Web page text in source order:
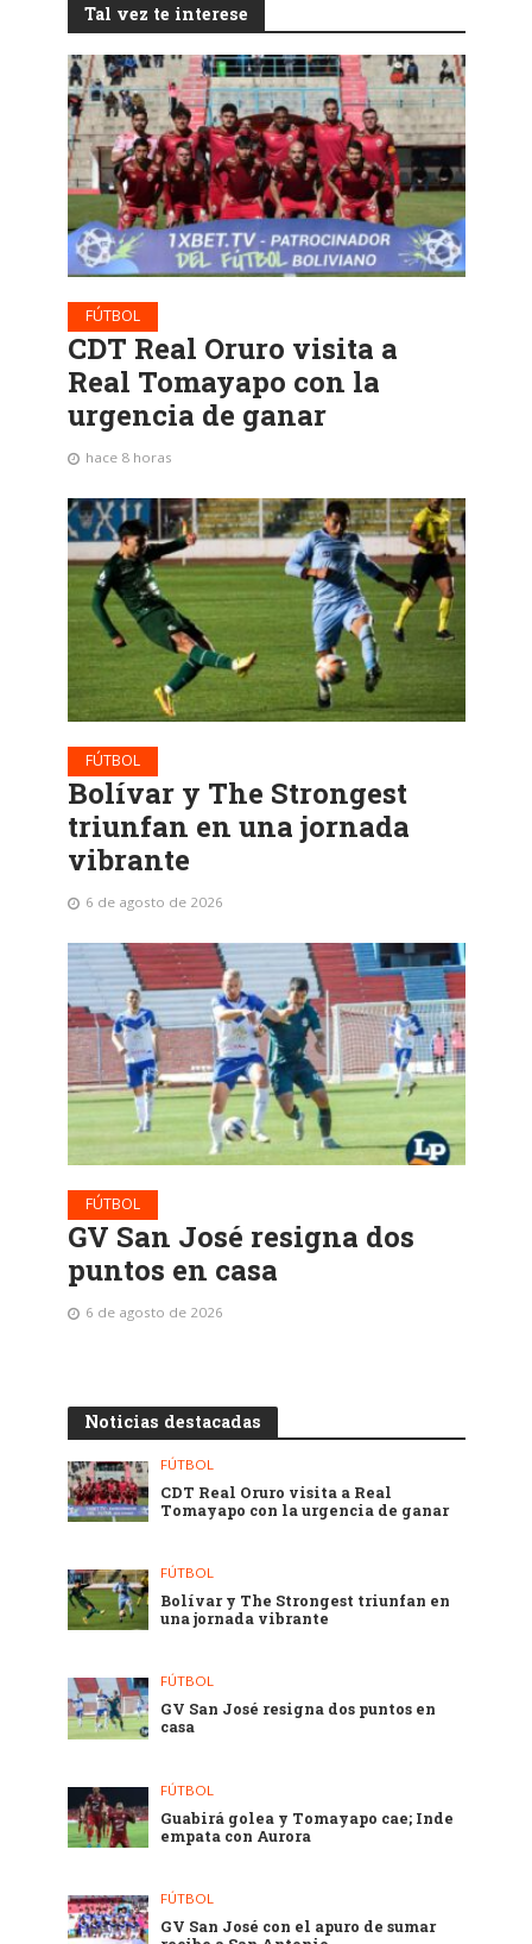
Tal vez te interese
FÚTBOL
CDT Real Oruro visita a
Real Tomayapo con la
urgencia de ganar
hace 8 horas
FÚTBOL
Bolívar y The Strongest
triunfan en una jornada
vibrante
6 de agosto de 2026
FÚTBOL
GV San José resigna dos
puntos en casa
6 de agosto de 2026
Noticias destacadas
FÚTBOL
CDT Real Oruro visita a Real
Tomayapo con la urgencia de ganar
FÚTBOL
Bolívar y The Strongest triunfan en
una jornada vibrante
FÚTBOL
GV San José resigna dos puntos en
casa
FÚTBOL
Guabirá golea y Tomayapo cae; Inde
empata con Aurora
FÚTBOL
GV San José con el apuro de sumar